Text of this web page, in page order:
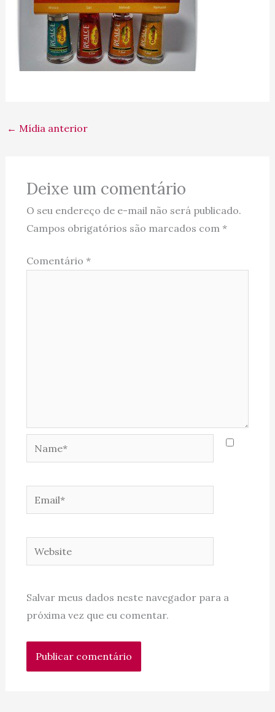
← Mídia anterior
Deixe um comentário
O seu endereço de e-mail não será publicado.
Campos obrigatórios são marcados com *
Comentário *
Name*
Email*
Website
Salvar meus dados neste navegador para a
próxima vez que eu comentar.